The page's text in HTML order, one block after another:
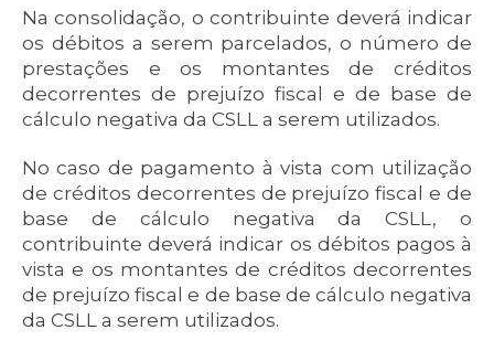
Na consolidação, o contribuinte deverá indicar
os débitos a serem parcelados, o número de
prestações e os montantes de créditos
decorrentes de prejuízo fiscal e de base de
cálculo negativa da CSLL a serem utilizados.
No caso de pagamento à vista com utilização
de créditos decorrentes de prejuízo fiscal e de
base de cálculo negativa da CSLL, o
contribuinte deverá indicar os débitos pagos à
vista e os montantes de créditos decorrentes
de prejuízo fiscal e de base de cálculo negativa
da CSLL a serem utilizados.